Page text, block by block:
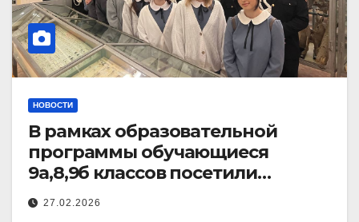
НОВОСТИ
В рамках образовательной
программы обучающиеся
9а,8,9б классов посетили
зоологический музей и
27.02.2026